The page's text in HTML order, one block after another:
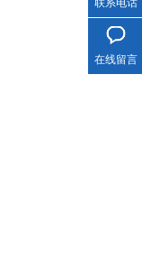
在线留言